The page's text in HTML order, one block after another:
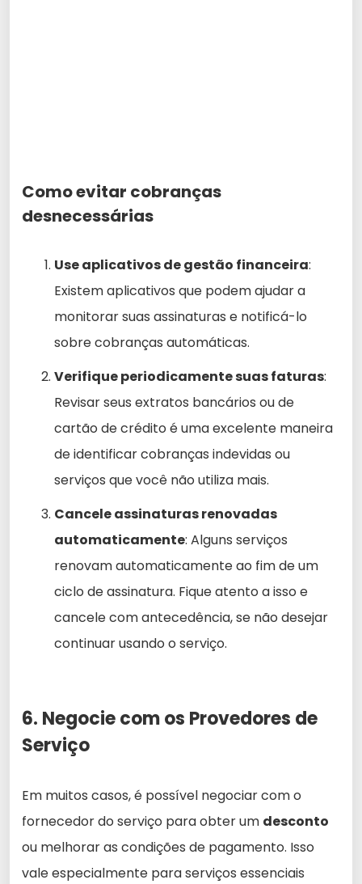
Como evitar cobranças
desnecessárias
Use aplicativos de gestão financeira:
Existem aplicativos que podem ajudar a
monitorar suas assinaturas e notificá-lo
sobre cobranças automáticas.
Verifique periodicamente suas faturas:
Revisar seus extratos bancários ou de
cartão de crédito é uma excelente maneira
de identificar cobranças indevidas ou
serviços que você não utiliza mais.
Cancele assinaturas renovadas
automaticamente: Alguns serviços
renovam automaticamente ao fim de um
ciclo de assinatura. Fique atento a isso e
cancele com antecedência, se não desejar
continuar usando o serviço.
6. Negocie com os Provedores de
Serviço
Em muitos casos, é possível negociar com o
fornecedor do serviço para obter um desconto
ou melhorar as condições de pagamento. Isso
vale especialmente para serviços essenciais